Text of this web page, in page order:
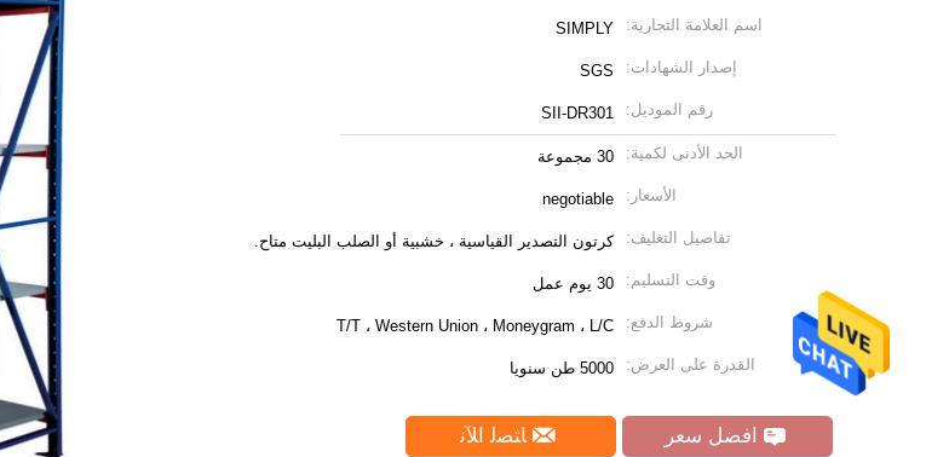
اسم العلامة التجارية: SIMPLY
إصدار الشهادات: SGS
رقم الموديل: SII-DR301
الحد الأدنى لكمية: 30 مجموعة
الأسعار: negotiable
تفاصيل التغليف: كرتون التصدير القياسية ، خشبية أو الصلب البليت متاح.
وقت التسليم: 30 يوم عمل
شروط الدفع: T/T ، Western Union ، Moneygram ، L/C
القدرة على العرض: 5000 طن سنويا
افضل سعر ﺎﺘﺼﻟ ﺍﻶﻧ